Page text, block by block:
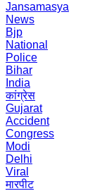
Jansamasya
News
Bjp
National
Police
Bihar
India
कांग्रेस
Gujarat
Accident
Congress
Modi
Delhi
Viral
मारपीट